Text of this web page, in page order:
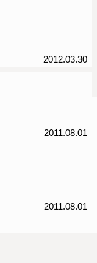
2012.03.30
2011.08.01
2011.08.01